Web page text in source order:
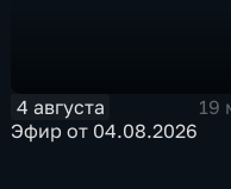
4 августа
19
Эфир от 04.08.2026